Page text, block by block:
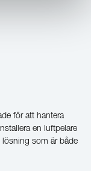
för att hantera
en luftpelare
lösning som är både